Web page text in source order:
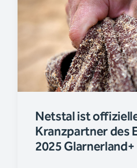
Netstal ist
Kranzpartner des
2025 Glarnerland+